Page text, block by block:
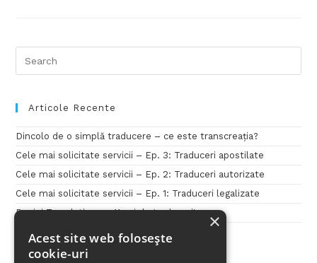
Articole Recente
Dincolo de o simplă traducere – ce este transcreația?
Cele mai solicitate servicii – Ep. 3: Traduceri apostilate
Cele mai solicitate servicii – Ep. 2: Traduceri autorizate
Cele mai solicitate servicii – Ep. 1: Traduceri legalizate
Penini Translations – 11 ani de traduceri!
×
Acest site web folosește
cookie-uri